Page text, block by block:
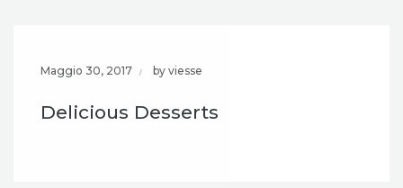
Maggio 30, 2017 by viesse
Delicious Desserts